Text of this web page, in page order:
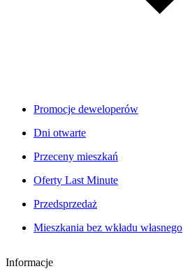
Promocje deweloperów
Dni otwarte
Przeceny mieszkań
Oferty Last Minute
Przedsprzedaż
Mieszkania bez wkładu własnego
Informacje